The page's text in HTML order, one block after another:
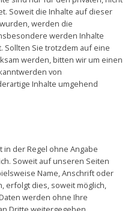
Soweit die Inhalte auf dieser
werden die
werden Inhalte
Sollten Sie trotzdem auf eine
werden, bitten wir um einen
von
Inhalte umgehend
der Regel ohne Angabe
Soweit auf unseren Seiten
Name, Anschrift oder
erfolgt dies, soweit möglich,
werden ohne Ihre